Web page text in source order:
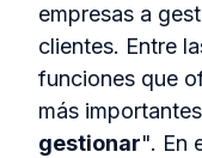
empresas a
clientes. Entre
funciones que
más
gestionar". En